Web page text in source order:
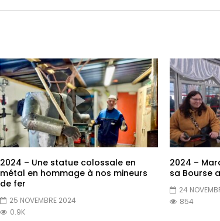
2024 – Une statue colossale en
métal en hommage à nos mineurs
de fer
25 NOVEMBRE 2024
0.9K
2024 –
sa Bourse
24
854